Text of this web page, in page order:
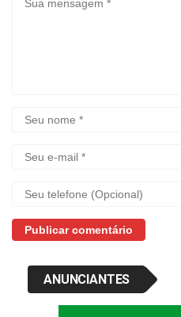
ANUNCIANTES